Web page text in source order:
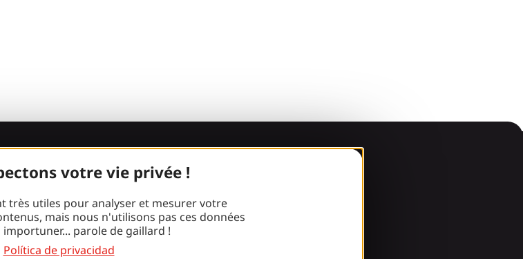
votre vie privée !
très utiles pour analyser et mesurer votre
mais nous n'utilisons pas ces données
parole de gaillard !
Política de privacidad
¡Únete a la
pandilla Gaillarde!